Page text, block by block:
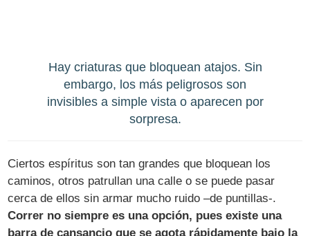
Hay criaturas que bloquean atajos. Sin
embargo, los más peligrosos son
invisibles a simple vista o aparecen por
sorpresa.
Ciertos espíritus son tan grandes que bloquean los
caminos, otros patrullan una calle o se puede pasar
cerca de ellos sin armar mucho ruido –de puntillas-.
Correr no siempre es una opción, pues existe una
barra de cansancio que se agota rápidamente bajo la